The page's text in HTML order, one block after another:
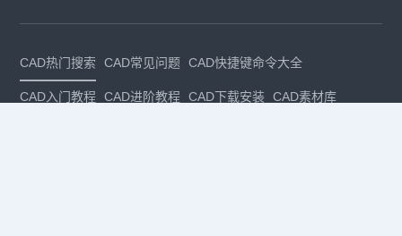
CAD热门搜索 CAD常见问题 CAD快捷键命令大全
CAD入门教程 CAD进阶教程 CAD下载安装 CAD素材库